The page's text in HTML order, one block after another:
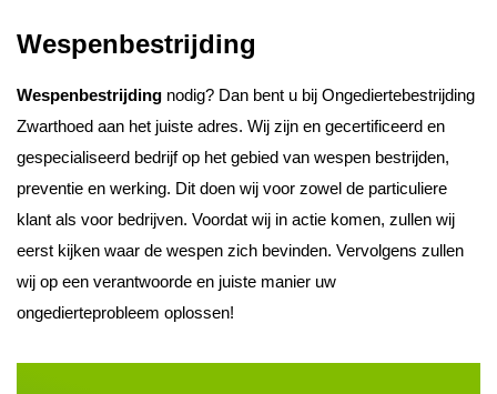
Wespenbestrijding
Wespenbestrijding nodig? Dan bent u bij Ongediertebestrijding
Zwarthoed aan het juiste adres. Wij zijn en gecertificeerd en
gespecialiseerd bedrijf op het gebied van wespen bestrijden,
preventie en werking. Dit doen wij voor zowel de particuliere
klant als voor bedrijven. Voordat wij in actie komen, zullen wij
eerst kijken waar de wespen zich bevinden. Vervolgens zullen
wij op een verantwoorde en juiste manier uw
ongedierteprobleem oplossen!